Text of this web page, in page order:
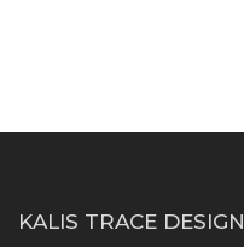
KALIS TRACE